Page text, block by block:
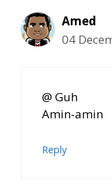
Amed
04
@ Guh
Amin-amin
Reply